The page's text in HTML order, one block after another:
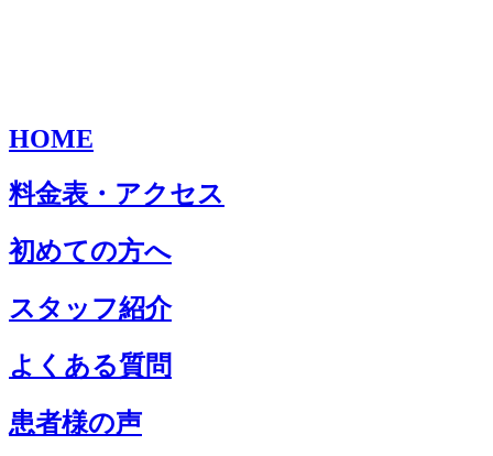
HOME
料金表・アクセス
初めての方へ
スタッフ紹介
よくある質問
患者様の声